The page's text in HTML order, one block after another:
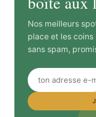
Nos meilleurs
place et les
sans spam,